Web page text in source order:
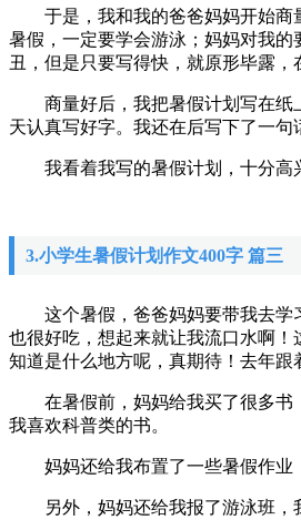
于是，我和我的爸爸妈妈开始商量
暑假，一定要学会游泳；妈妈对我
丑，但是只要写得快，就原形毕露
商量好后，我把暑假计划写在纸上
天认真写好字。我还在后写下了一句
我看着我写的暑假计划，十分高
3.小学生暑假计划作文400字 篇三
这个暑假，爸爸妈妈要带我去学习
也很好吃，想起来就让我流口水啊
知道是什么地方呢，真期待！去年
在暑假前，妈妈给我买了很多书，
我喜欢科普类的书。
妈妈还给我布置了一些暑假作业，
另外，妈妈还给我报了游泳班，